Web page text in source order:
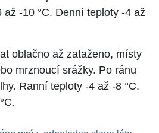
-10 °C. Denní teploty -4 až
oblačno až zataženo, místy
mrznoucí srážky. Po ránu
Ranní teploty -4 až -8 °C.